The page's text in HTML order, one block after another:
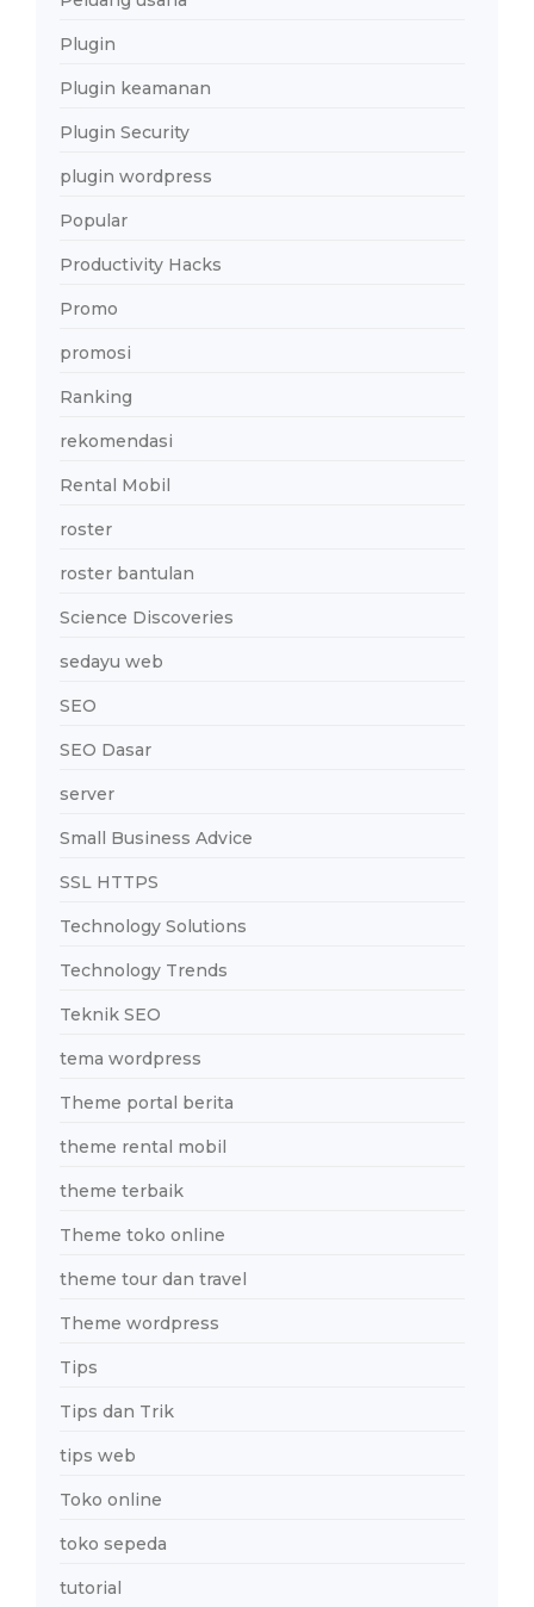
Plugin
Plugin keamanan
Plugin Security
plugin wordpress
Popular
Productivity Hacks
Promo
promosi
Ranking
rekomendasi
Rental Mobil
roster
roster bantulan
Science Discoveries
sedayu web
SEO
SEO Dasar
server
Small Business Advice
SSL HTTPS
Technology Solutions
Technology Trends
Teknik SEO
tema wordpress
Theme portal berita
theme rental mobil
theme terbaik
Theme toko online
theme tour dan travel
Theme wordpress
Tips
Tips dan Trik
tips web
Toko online
toko sepeda
tutorial